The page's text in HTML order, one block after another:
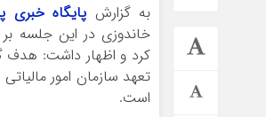
به گزارش پایگاه خبری
خاندوزی در این جلسه
کرد و اظهار داشت: هدف
تعهد سازمان امور
است.